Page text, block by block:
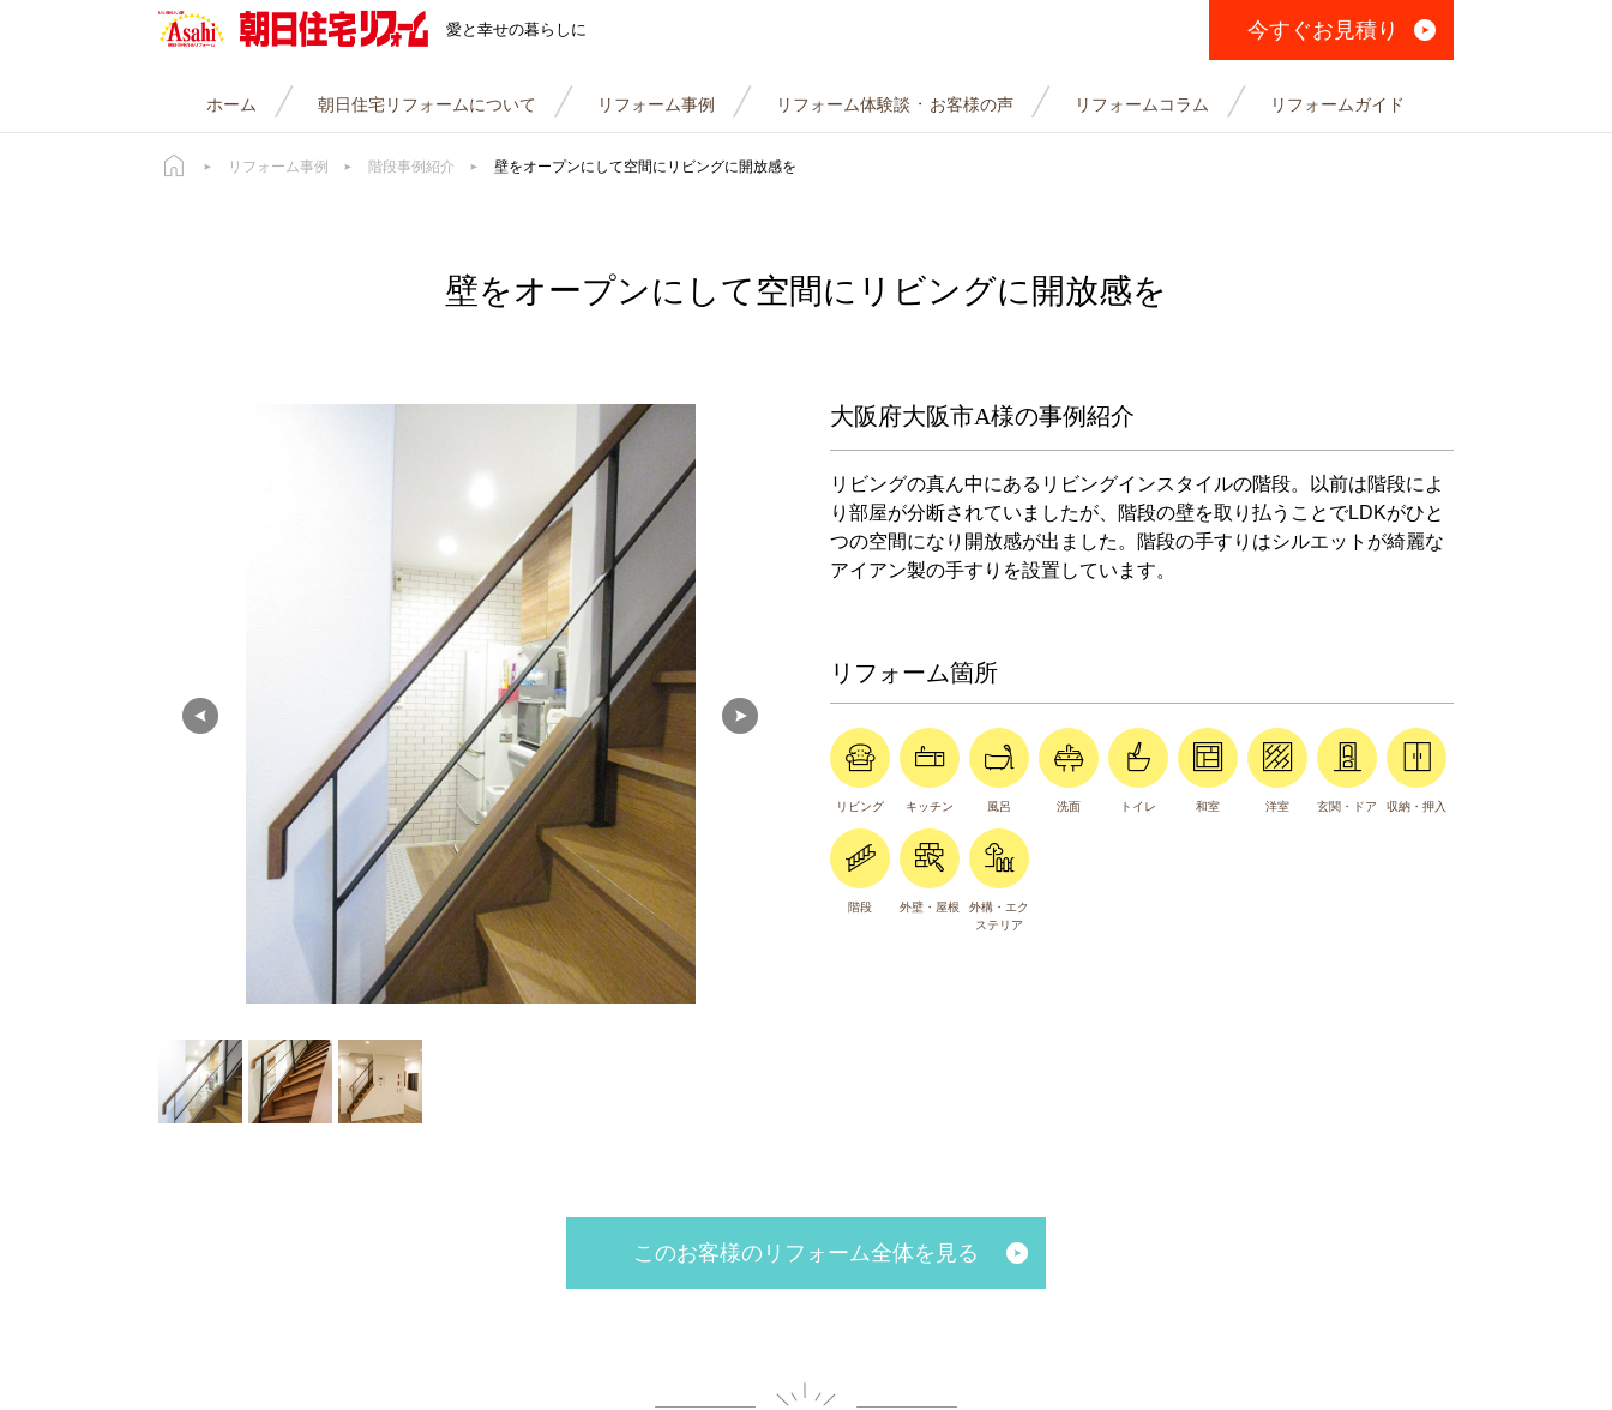
愛と幸せの暮らしに 今すぐお見積り
ホーム 朝日住宅リフォームについて リフォーム事例 リフォーム体験談 ・ お客様の声 リフォームコラム リフォームガイド
リフォーム事例 階段事例紹介 壁をオープンにして空間にリビングに開放感を
壁をオープンにして空間にリビングに開放感を
大阪府大阪市A様の事例紹介
リビングの真ん中にあるリビングインスタイルの階段。以前は階段によ
り部屋が分断されていましたが、階段の壁を取り払うことでLDKがひと
つの空間になり開放感が出ました。階段の手すりはシルエットが綺麗な
アイアン製の手すりを設置しています。
リフォーム箇所
リビング キッチン 風呂 洗面 トイレ 和室 洋室 玄関・ドア 収納・押入
階段 外壁・屋根
外構・エク
ステリア
このお客様のリフォーム全体を見る